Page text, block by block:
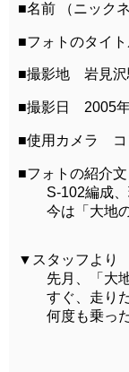
■名前 （ニック
■フォトのタイ
■撮影地 岩見沢
■撮影日 2005年
■使用カメラ コ
■フォトの紹介文
S-102編成、
今は「大地の
▼スタッフより
先月、「大地
すぐ、走りだ
何度も乗った